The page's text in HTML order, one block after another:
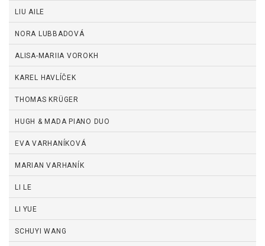
LIU AILE
NORA LUBBADOVÁ
ALISA-MARIIA VOROKH
KAREL HAVLÍČEK
THOMAS KRÜGER
HUGH & MADA PIANO DUO
EVA VARHANÍKOVÁ
MARIAN VARHANÍK
LI LE
LI YUE
SCHUYI WANG